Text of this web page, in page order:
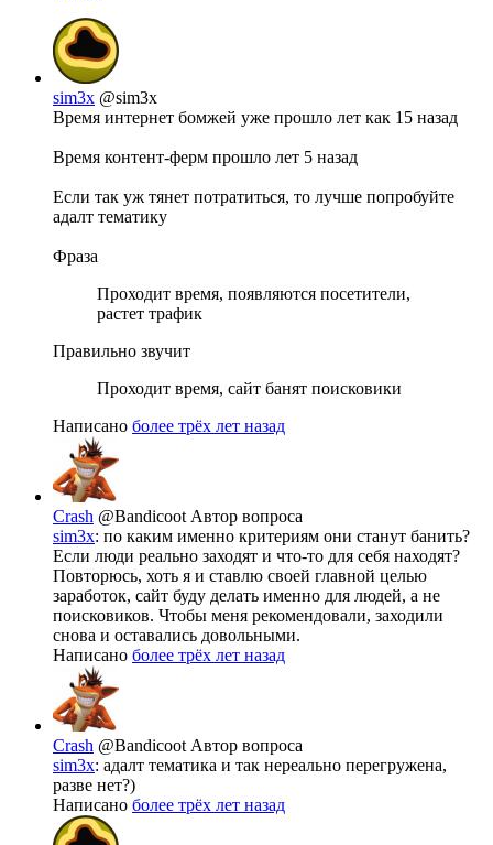
sim3x @sim3x
Время интернет бомжей уже прошло лет как 15 назад
Время контент-ферм прошло лет 5 назад
Если так уж тянет потратиться, то лучше попробуйте
адалт тематику
Фраза
Проходит время, появляются посетители,
растет трафик
Правильно звучит
Проходит время, сайт банят поисковики
Написано более трёх лет назад
Crash @Bandicoot Автор вопроса
sim3x: по каким именно критериям они станут банить?
Если люди реально заходят и что-то для себя находят?
Повторюсь, хоть я и ставлю своей главной целью
заработок, сайт буду делать именно для людей, а не
поисковиков. Чтобы меня рекомендовали, заходили
снова и оставались довольными.
Написано более трёх лет назад
Crash @Bandicoot Автор вопроса
sim3x: адалт тематика и так нереально перегружена,
разве нет?)
Написано более трёх лет назад